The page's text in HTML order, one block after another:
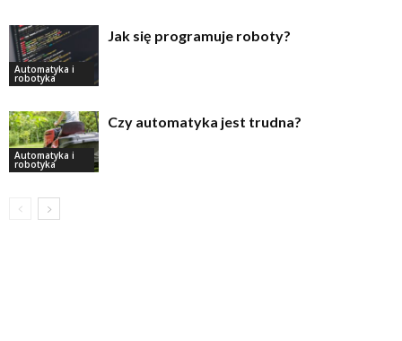
Automatyka i
robotyka
Jak się programuje roboty?
Automatyka i
robotyka
Czy automatyka jest trudna?